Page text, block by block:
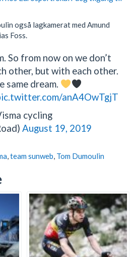
også lagkamerat med Amund
Foss.
So from now on we don’t
other, but with each other.
same dream.
anA4OwTgjT
cycling
August 19, 2019
,team sunweb, Tom Dumoulin